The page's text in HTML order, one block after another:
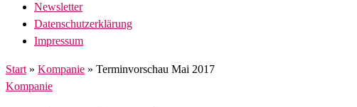
Newsletter
Datenschutzerklärung
Impressum
Start » Kompanie » Terminvorschau Mai 2017
Kompanie